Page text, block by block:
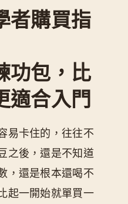
者購買指
功包，比
適合入門
易卡住的，往往不
之後，還是不知道
，還是根本還喝不
起一開始就單買一